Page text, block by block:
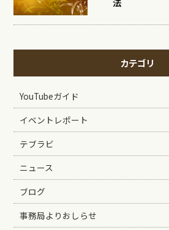
カテゴリ
YouTubeガイド
イベントレポート
テブラビ
ニュース
ブログ
事務局よりおしらせ